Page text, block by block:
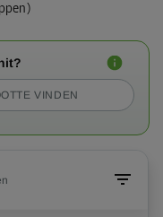
VINDEN